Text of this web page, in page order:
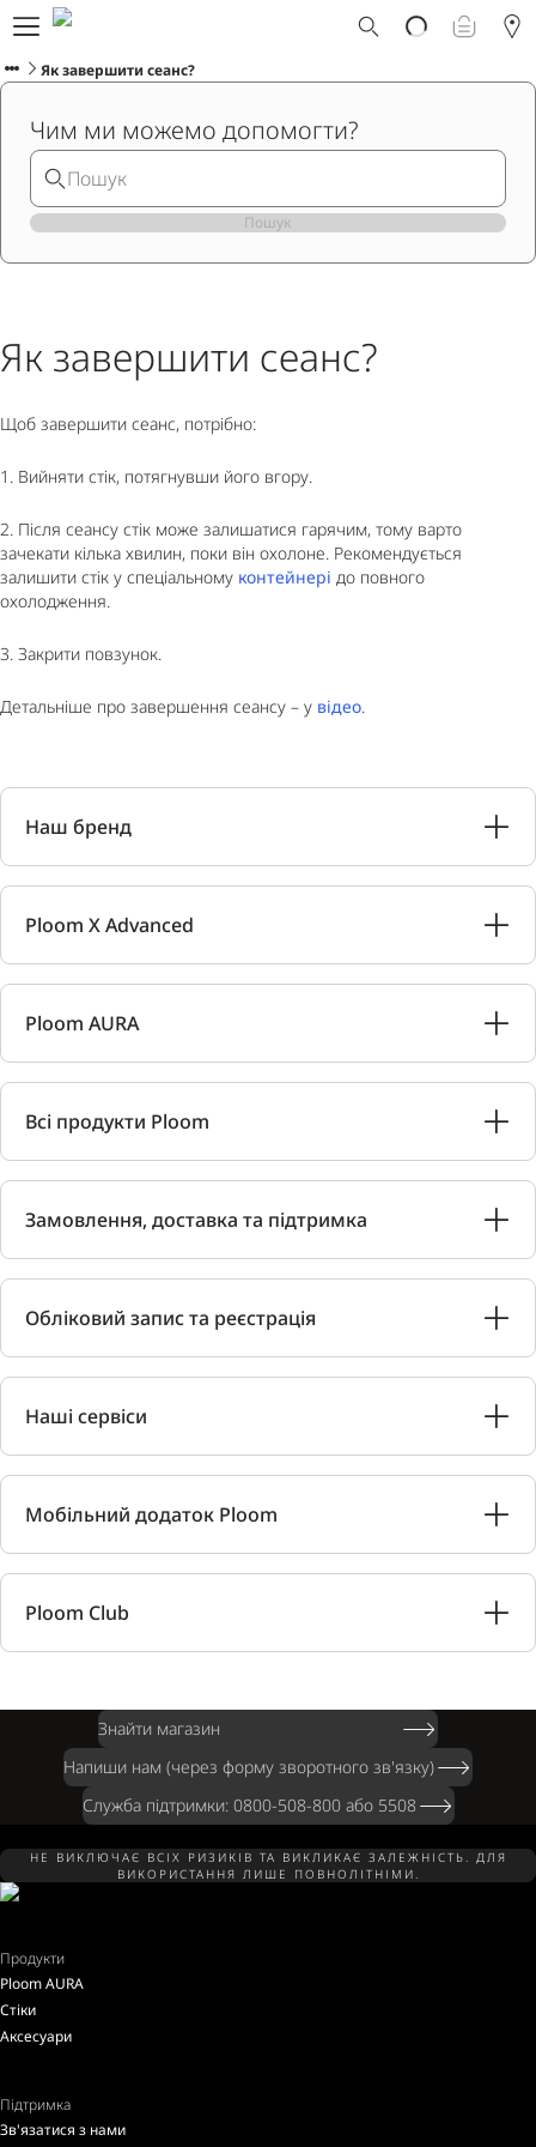
Що таке Ploom AURA?
Каталог
Програма Смарт Апгрейд
Служба підтримки Ploom
Прокат пристрою Ploom AURA
Фірмові магазини
Як завершити сеанс?
Чим ми можемо допомогти?
Пошук
Як завершити сеанс?
Щоб завершити сеанс, потрібно:
1. Вийняти стік, потягнувши його вгору.
2. Після сеансу стік може залишатися гарячим, тому варто
зачекати кілька хвилин, поки він охолоне. Рекомендується
залишити стік у спеціальному контейнері до повного
охолодження.
3. Закрити повзунок.
Детальніше про завершення сеансу – у відео.
Наш бренд
Ploom X Advanced
Ploom AURA
Всі продукти Ploom
Замовлення, доставка та підтримка
Обліковий запис та реєстрація
Наші сервіси
Мобільний додаток Ploom
Ploom Club
Знайти магазин
Напиши нам (через форму зворотного зв'язку)
Служба підтримки: 0800-508-800 або 5508
НЕ ВИКЛЮЧАЄ ВСІХ РИЗИКІВ ТА ВИКЛИКАЄ ЗАЛЕЖНІСТЬ. ДЛЯ
ВИКОРИСТАННЯ ЛИШЕ ПОВНОЛІТНІМИ.
Продукти
Ploom AURA
Стіки
Аксесуари
Підтримка
Зв'язатися з нами